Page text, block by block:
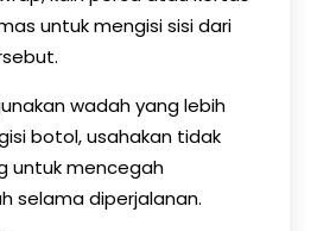
untuk mengisi sisi dari
wadah yang lebih
botol, usahakan tidak
untuk mencegah
selama diperjalanan.